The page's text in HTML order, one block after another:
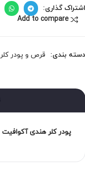
گذاری:
Add to compare
بندی: قرص و پودر کلر
پودر کلر هندی آکوافیت